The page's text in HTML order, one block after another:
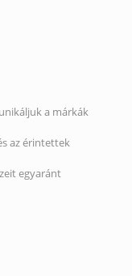
a márkák
az érintettek
egyaránt